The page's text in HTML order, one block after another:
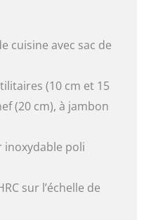
cuisine avec sac de
(10 cm et 15
(20 cm), à jambon
inoxydable poli
sur l’échelle de